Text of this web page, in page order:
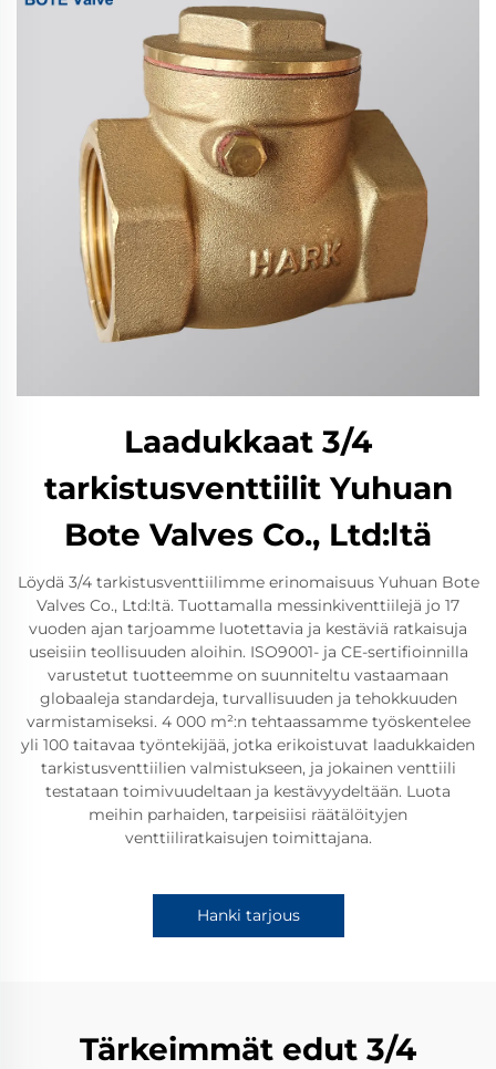
Laadukkaat 3/4
tarkistusventtiilit Yuhuan
Bote Valves Co., Ltd:ltä
Löydä 3/4 tarkistusventtiilimme erinomaisuus Yuhuan Bote
Valves Co., Ltd:ltä. Tuottamalla messinkiventtiilejä jo 17
vuoden ajan tarjoamme luotettavia ja kestäviä ratkaisuja
useisiin teollisuuden aloihin. ISO9001- ja CE-sertifioinnilla
varustetut tuotteemme on suunniteltu vastaamaan
globaaleja standardeja, turvallisuuden ja tehokkuuden
varmistamiseksi. 4 000 m²:n tehtaassamme työskentelee
yli 100 taitavaa työntekijää, jotka erikoistuvat laadukkaiden
tarkistusventtiilien valmistukseen, ja jokainen venttiili
testataan toimivuudeltaan ja kestävyydeltään. Luota
meihin parhaiden, tarpeisiisi räätälöityjen
venttiiliratkaisujen toimittajana.
Hanki tarjous
Tärkeimmät edut 3/4